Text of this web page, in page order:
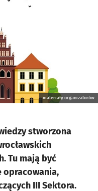
materiały organizatorów
stworzona
Tu mają być
opracowania,
III Sektora.